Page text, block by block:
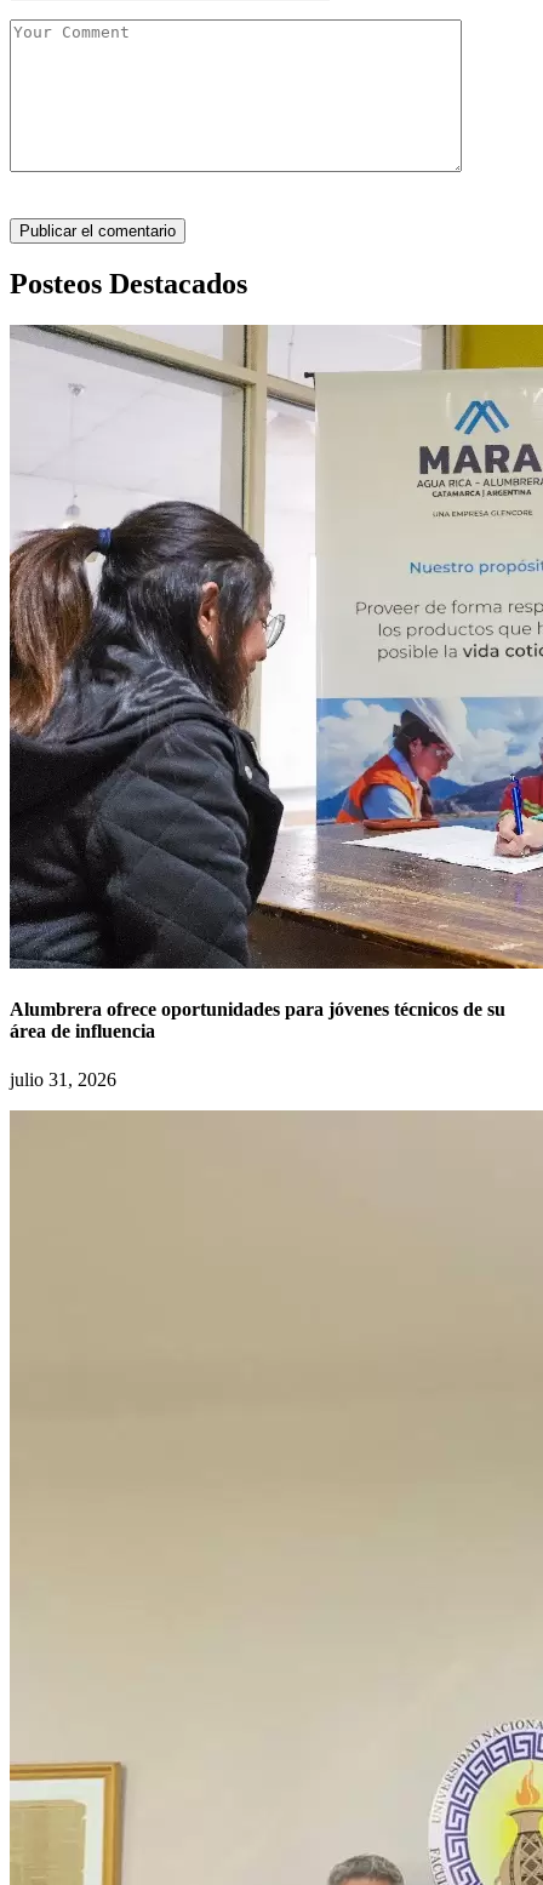
Posteos Destacados
Alumbrera ofrece oportunidades para jóvenes técnicos de su
área de influencia
julio 31, 2026